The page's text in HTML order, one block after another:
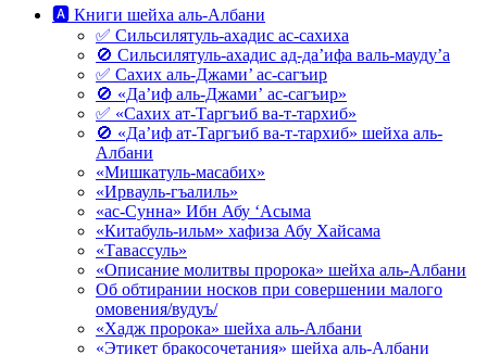
🅰 Книги шейха аль-Албани
✅ Сильсилятуль-ахадис ас-сахиха
🚫 Сильсилятуль-ахадис ад-да’ифа валь-мауду’а
✅ Сахих аль-Джами’ ас-сагъир
🚫 «Да’иф аль-Джами’ ас-сагъир»
✅ «Сахих ат-Таргъиб ва-т-тархиб»
🚫 «Да’иф ат-Таргъиб ва-т-тархиб» шейха аль-
Албани
«Мишкатуль-масабих»
«Ирвауль-гъалиль»
«ас-Сунна» Ибн Абу ‘Асыма
«Китабуль-ильм» хафиза Абу Хайсама
«Тавассуль»
«Описание молитвы пророка» шейха аль-Албани
Об обтирании носков при совершении малого
омовения/вудуъ/
«Хадж пророка» шейха аль-Албани
«Этикет бракосочетания» шейха аль-Албани